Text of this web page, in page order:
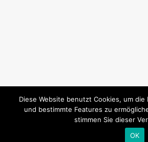
Diese Website benutzt Cookies, um
und bestimmte Features zu
stimmen Sie dieser
OK